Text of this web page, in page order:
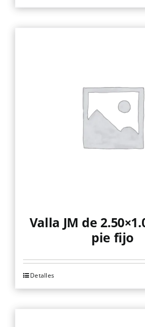
Valla JM de
pie fijo
Detalles